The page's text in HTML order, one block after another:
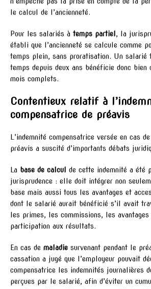
le calcul de l’ancienneté.
Pour les salariés à temps partiel , la
établi que l’ancienneté se calcule comme
temps plein, sans proratisation. Un
temps depuis deux ans bénéficie donc bien
mois complets.
Contentieux relatif à
compensatrice de préavis
L’indemnité compensatrice versée en cas
préavis a suscité d’importants débats
La base de calcul
de cette indemnité a été
jurisprudence : elle doit intégrer non
base mais aussi tous les avantages et
dont le salarié aurait bénéficié s’il avait
les primes, les commissions, les
participation aux résultats.
En cas de maladie survenant pendant le
cassation a jugé que l’employeur pouvait
compensatrice les indemnités journalières
perçues par le salarié, afin d’éviter un